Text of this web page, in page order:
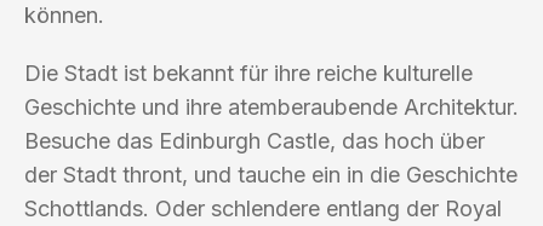
können.
Die Stadt ist bekannt für ihre reiche kulturelle
Geschichte und ihre atemberaubende Architektur.
Besuche das Edinburgh Castle, das hoch über
der Stadt thront, und tauche ein in die Geschichte
Schottlands. Oder schlendere entlang der Royal